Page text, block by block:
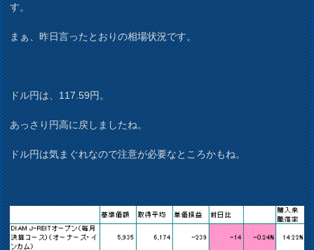
す。
まぁ、昨日言ったとおりの相場状況です。
ドル円は、117.59円。
あっさり円高に戻しましたね。
ドル円は気まぐれなので注意が必要なところかもね。